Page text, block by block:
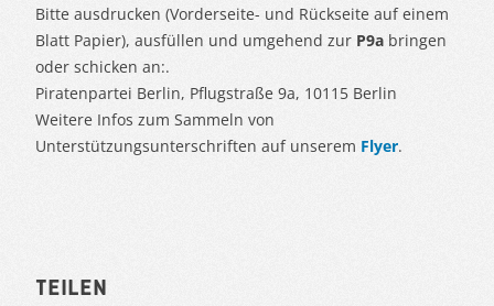
Bitte ausdrucken (Vorderseite- und Rückseite auf einem
Blatt Papier), ausfüllen und umgehend zur P9a bringen
oder schicken an:.
Piratenpartei Berlin, Pflugstraße 9a, 10115 Berlin
Weitere Infos zum Sammeln von
Unterstützungsunterschriften auf unserem Flyer.
Teilen